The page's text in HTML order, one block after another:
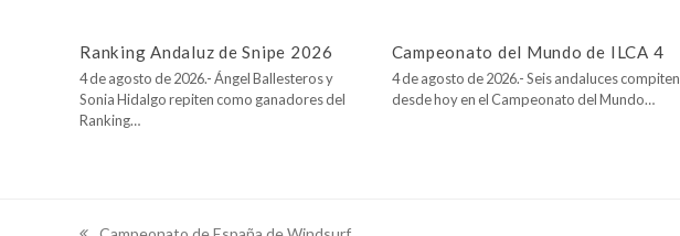
Ranking Andaluz de Snipe 2026
4 de agosto de 2026.- Ángel Ballesteros y
Sonia Hidalgo repiten como ganadores del
Ranking…
Campeonato del Mundo de ILCA 4
4 de agosto de 2026.- Seis andaluces compiten
desde hoy en el Campeonato del Mundo…